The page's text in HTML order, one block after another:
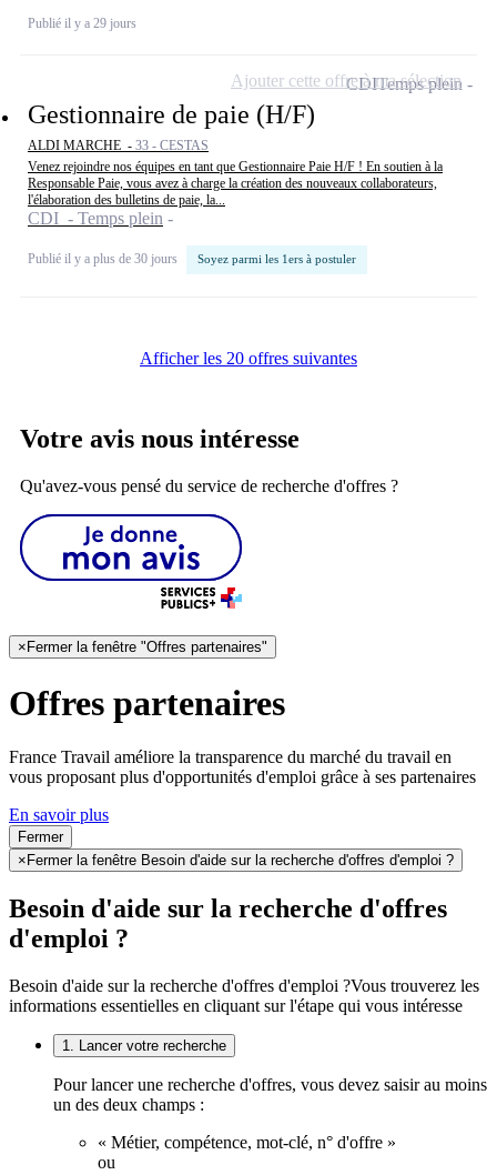
Publié il y a 29 jours
Gestionnaire de paie (H/F)
ALDI MARCHE - 33 - CESTAS
Venez rejoindre nos équipes en tant que Gestionnaire Paie H/F ! En soutien à la
Responsable Paie, vous avez à charge la création des nouveaux collaborateurs,
l'élaboration des bulletins de paie, la...
CDI - Temps plein
Publié il y a plus de 30 jours Soyez parmi les 1ers à postuler
CDITemps plein
Ajouter cette offre à ma sélection
Afficher les 20 offres suivantes
Votre avis nous intéresse
Qu'avez-vous pensé du service de recherche d'offres ?
× Fermer la fenêtre "Offres partenaires"
Offres partenaires
France Travail améliore la transparence du marché du travail en
vous proposant plus d'opportunités d'emploi grâce à ses partenaires
En savoir plus
Fermer
× Fermer la fenêtre Besoin d'aide sur la recherche d'offres d'emploi ?
Besoin d'aide sur la recherche d'offres
d'emploi ?
Besoin d'aide sur la recherche d'offres d'emploi ?Vous trouverez les
informations essentielles en cliquant sur l'étape qui vous intéresse
1. Lancer votre recherche
Pour lancer une recherche d'offres, vous devez saisir au moins
un des deux champs :
« Métier, compétence, mot-clé, n° d'offre »
ou